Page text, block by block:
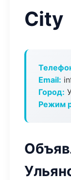
City
Email:
Город:
Режим